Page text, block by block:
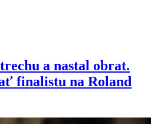
a nastal obrat.
finalistu na Roland